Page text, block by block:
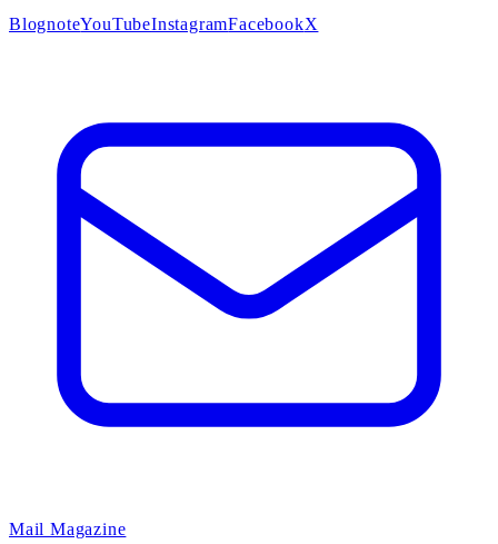
BlognoteYouTubeInstagramFacebookX
Mail Magazine